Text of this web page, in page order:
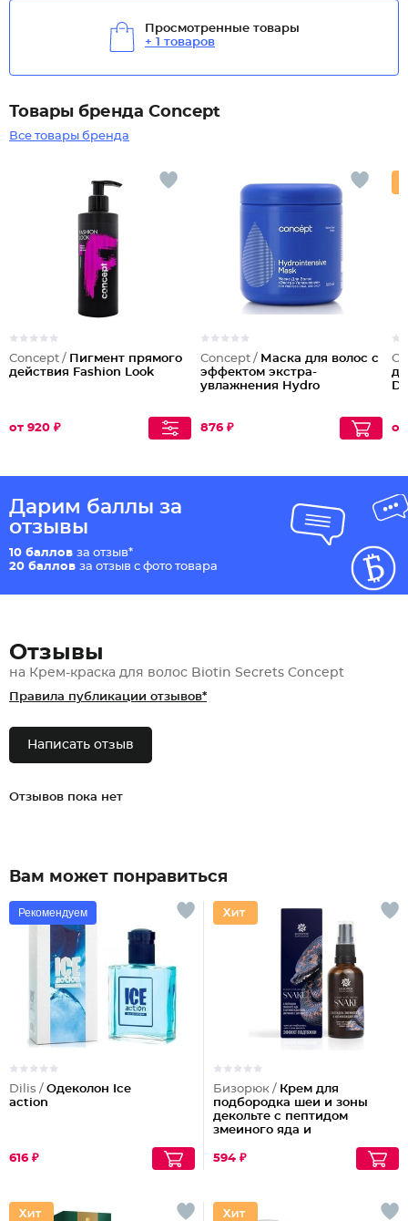
Просмотренные товары
+ 1 товаров
Товары бренда Concept
Все товары бренда
Concept / Пигмент прямого
действия Fashion Look
от 920 ₽
Concept / Маска для волос с
эффектом экстра-
увлажнения Hydro
876 ₽
Дарим баллы за
отзывы
10 баллов за отзыв*
20 баллов за отзыв с фото товара
Отзывы
на Крем-краска для волос Biotin Secrets Concept
Правила публикации отзывов*
Написать отзыв
Отзывов пока нет
Вам может понравиться
Рекомендуем
Dilis / Одеколон Ice
action
616 ₽
Бизорюк / Крем для
подбородка шеи и зоны
декольте с пептидом
змеиного яда и
594 ₽